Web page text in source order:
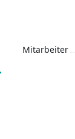
Mitarbeiter